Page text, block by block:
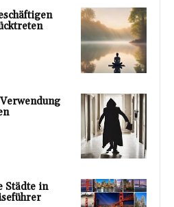
Städte in